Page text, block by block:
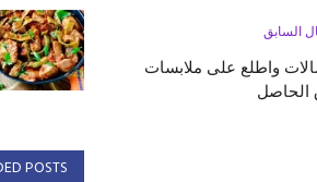
السابق
واطلع على ملابسات
الحاصل
POSTS